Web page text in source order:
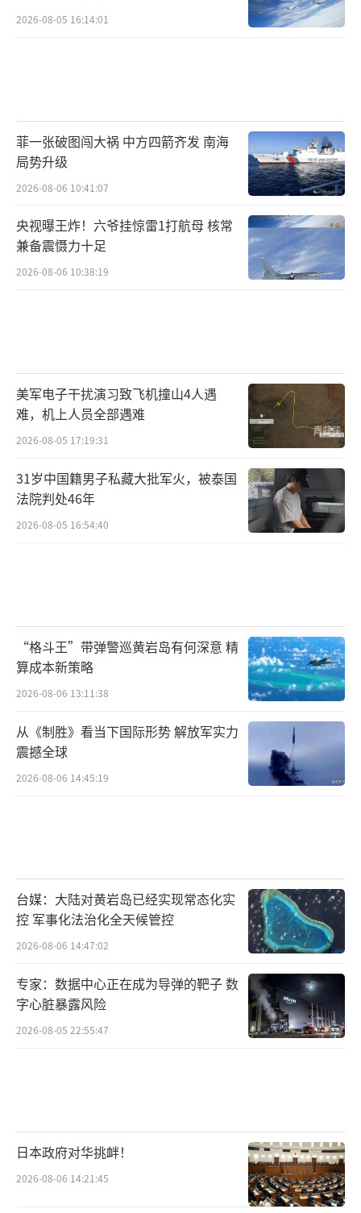
洛马之所以放弃了年产240架F-35的宏伟规
划，将巅峰生产周期从10年扩展到15年，在很
大程度上就是想借此平衡其他方面的成本上
涨。如今歼-35出手就是年产30架，按照正常规
律绝不可能停手，至少三倍的涨幅，将年产能
堆到上百架是大概率事件。这是个正常情况下
求巨大。
其次，空军在本世纪初装备的歼-11A、歼-
7和歼-8机群即将到寿，甚至歼-10A也因为缺乏
口，导致歼-35A的内部订单也不容小觑。最
后，由于俄罗斯和欧洲五代机发展乏力，国际
战斗机市场迫切需要与F-35抗衡的力量，这一
积累足够的装备规模，以避免被挤出生态位。
▲歼-35势必要大干一场
歼-35厂房面积高达27万平方米，预计每72
2026-08-05 16:14:01
菲一张破图闯大祸 中方四箭齐发 南海
局势升级
2026-08-06 10:41:07
央视曝王炸！六爷挂惊雷1打航母 核常
兼备震慑力十足
2026-08-06 10:38:19
美军电子干扰演习致飞机撞山4人遇
难，机上人员全部遇难
2026-08-05 17:19:31
31岁中国籍男子私藏大批军火，被泰国
法院判处46年
2026-08-05 16:54:40
“格斗王”带弹警巡黄岩岛有何深意 精
算成本新策略
2026-08-06 13:11:38
从《制胜》看当下国际形势 解放军实力
震撼全球
2026-08-06 14:45:19
台媒：大陆对黄岩岛已经实现常态化实
控 军事化法治化全天候管控
2026-08-06 14:47:02
专家：数据中心正在成为导弹的靶子 数
字心脏暴露风险
2026-08-05 22:55:47
日本政府对华挑衅！
2026-08-06 14:21:45